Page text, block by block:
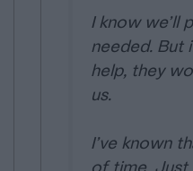
I know we’ll
needed. But
help, they
us.
I’ve known